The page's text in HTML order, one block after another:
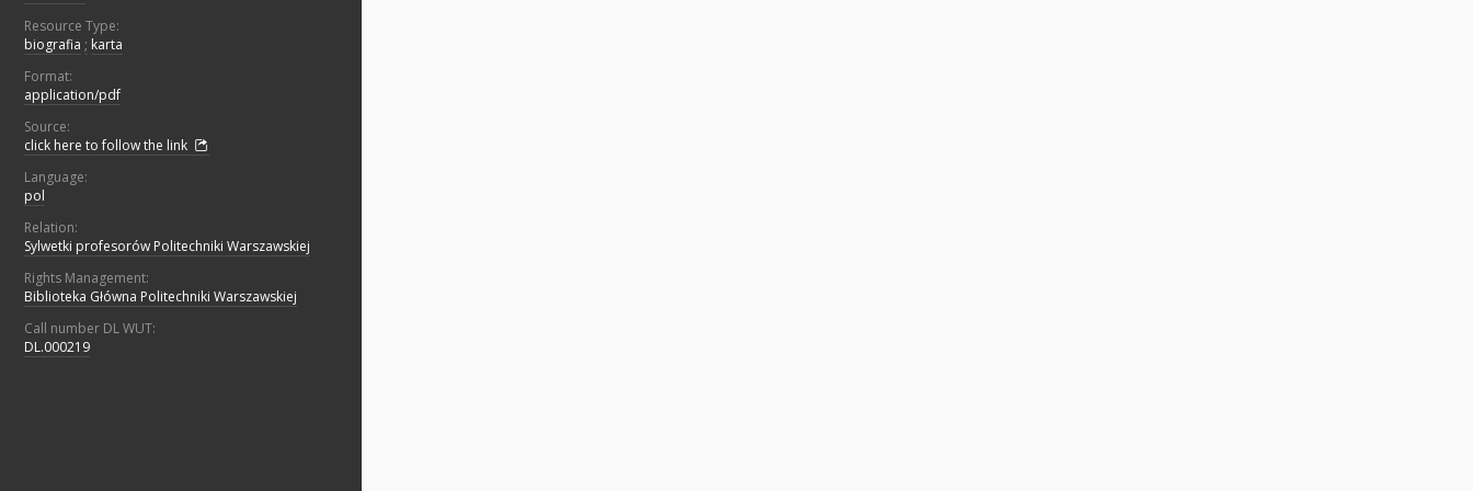
Resource Type:
biografia ; karta
Format:
application/pdf
Source:
click here to follow the link
Language:
pol
Relation:
Sylwetki profesorów Politechniki Warszawskiej
Rights Management:
Biblioteka Główna Politechniki Warszawskiej
Call number DL WUT:
DL.000219